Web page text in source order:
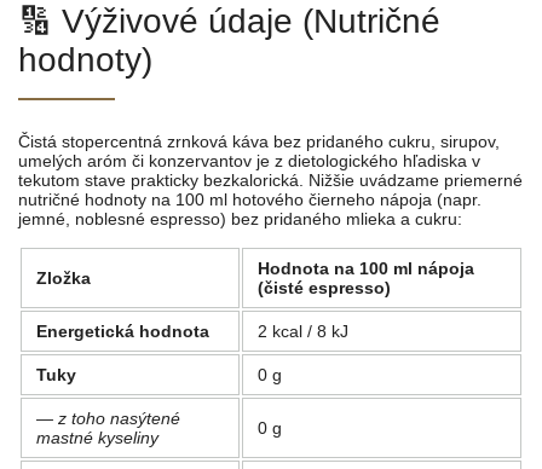
🔢 Výživové údaje (Nutričné ​​
hodnoty)
Čistá stopercentná zrnková káva bez pridaného cukru, sirupov,
umelých aróm či konzervantov je z dietologického hľadiska v
tekutom stave prakticky bezkalorická. Nižšie uvádzame priemerné
nutričné ​​hodnoty na 100 ml hotového čierneho nápoja (napr.
jemné, noblesné espresso) bez pridaného mlieka a cukru:
Zložka
Hodnota na 100 ml nápoja
(čisté espresso)
Energetická hodnota 2 kcal / 8 kJ
Tuky 0 g
— z toho nasýtené
mastné kyseliny
0 g